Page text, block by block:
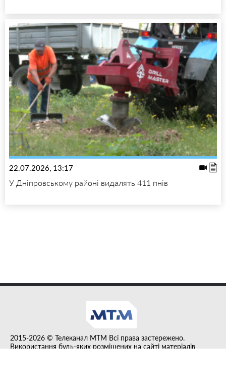
22.07.2026, 13:17
У Дніпровському районі видалять 411 пнів
2015-2026 © Телеканал MTM Всі права застережено.
Використання будь-яких розміщених на сайті матеріалів